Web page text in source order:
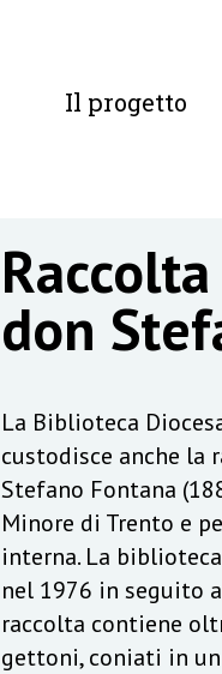
Il progetto
don
La Biblioteca
custodisce anche la
Stefano Fontana
Minore di Trento e
interna. La
nel 1976 in seguito
raccolta contiene
gettoni, coniati in